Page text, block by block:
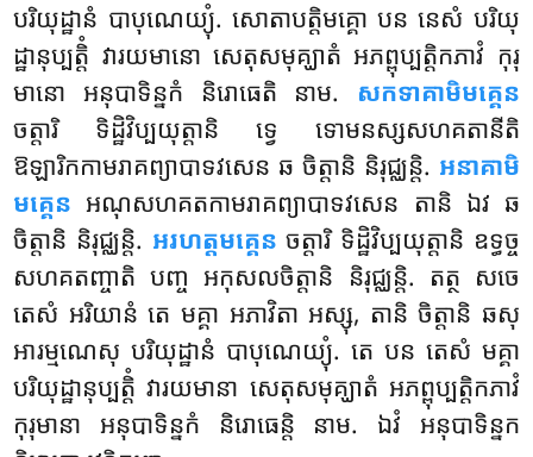
បរិយុដ្ឋានំ បាបុណេយ្យុំ. សោតាបត្តិមគ្គោ បន នេសំ បរិយុ
ដ្ឋានុប្បត្តិំ វារយមានោ សេតុសមុគ្ឃាតំ អភព្ពុប្បត្តិកភាវំ កុរុ
មានោ អនុបាទិន្នកំ និរោធេតិ នាម. សកទាគាមិមគ្គេន
ចត្តារិ ទិដ្ឋិវិប្បយុត្តានិ ទ្វេ ទោមនស្សសហគតានីតិ
ឱឡារិកកាមរាគព្យាបាទវសេន ឆ ចិត្តានិ និរុជ្ឈន្តិ. អនាគាមិ
មគ្គេន អណុសហគតកាមរាគព្យាបាទវសេន តានិ ឯវ ឆ
ចិត្តានិ និរុជ្ឈន្តិ. អរហត្តមគ្គេន ចត្តារិ ទិដ្ឋិវិប្បយុត្តានិ ឧទ្ធច្ច
សហគតញ្ចាតិ បញ្ច អកុសលចិត្តានិ និរុជ្ឈន្តិ. តត្ថ សចេ
តេសំ អរិយានំ តេ មគ្គា អភាវិតា អស្សុ, តានិ ចិត្តានិ ឆសុ
អារម្មណេសុ បរិយុដ្ឋានំ បាបុណេយ្យុំ. តេ បន តេសំ មគ្គា
បរិយុដ្ឋានុប្បត្តិំ វារយមានា សេតុសមុគ្ឃាតំ អភព្ពុប្បត្តិកភាវំ
កុរុមានា អនុបាទិន្នកំ និរោធេន្តិ នាម. ឯវំ អនុបាទិន្នក